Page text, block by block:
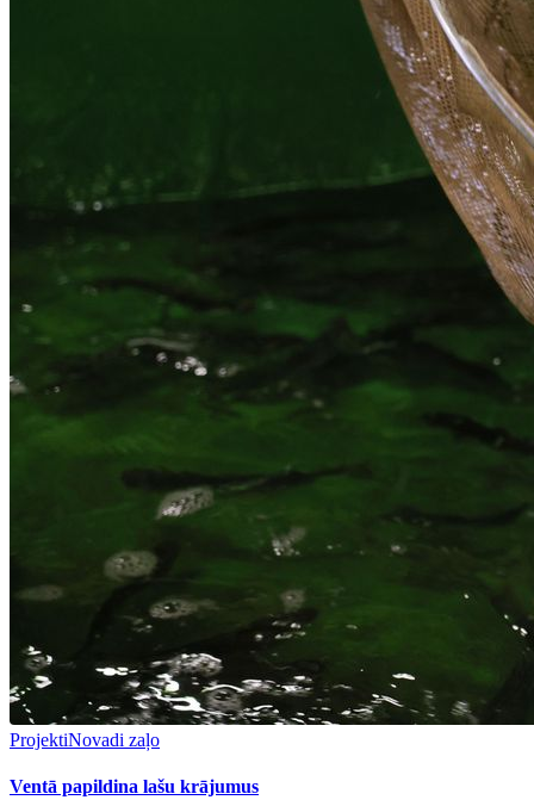
ProjektiNovadi zaļo
Ventā papildina lašu krājumus